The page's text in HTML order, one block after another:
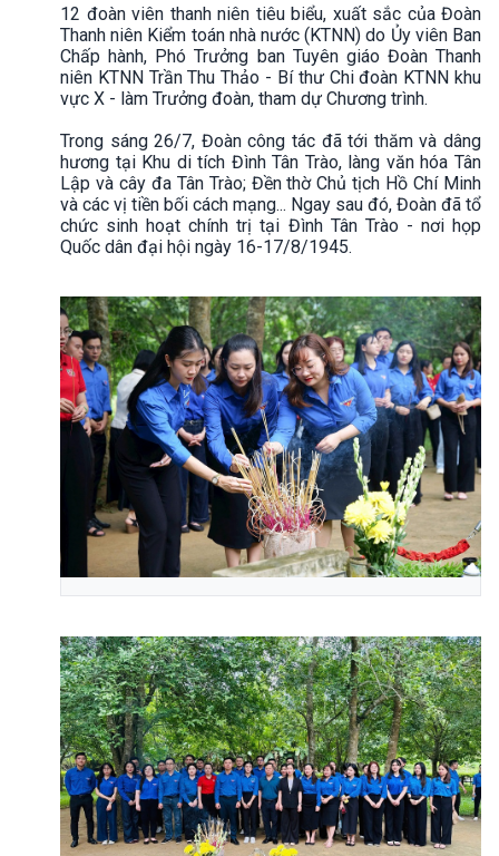
12 đoàn viên thanh niên tiêu biểu, xuất sắc của Đoàn
Thanh niên Kiểm toán nhà nước (KTNN) do Ủy viên Ban
Chấp hành, Phó Trưởng ban Tuyên giáo Đoàn Thanh
niên KTNN Trần Thu Thảo - Bí thư Chi đoàn KTNN khu
vực X - làm Trưởng đoàn, tham dự Chương trình.
Trong sáng 26/7, Đoàn công tác đã tới thăm và dâng
hương tại Khu di tích Đình Tân Trào, làng văn hóa Tân
Lập và cây đa Tân Trào; Đền thờ Chủ tịch Hồ Chí Minh
và các vị tiền bối cách mạng... Ngay sau đó, Đoàn đã tổ
chức sinh hoạt chính trị tại Đình Tân Trào - nơi họp
Quốc dân đại hội ngày 16-17/8/1945.